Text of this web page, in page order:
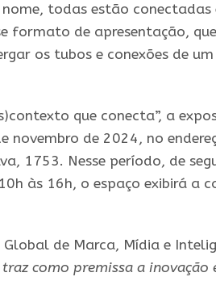
todas estão
formato de apresentação,
os tubos e conexões de
que conecta”, a
novembro de 2024, no
1753. Nesse período, de
às 16h, o espaço exibirá a
Global de Marca, Mídia e
como premissa a inovação